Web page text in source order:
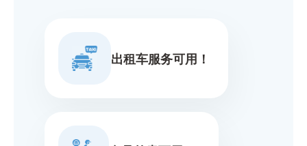
出租车服务可用！